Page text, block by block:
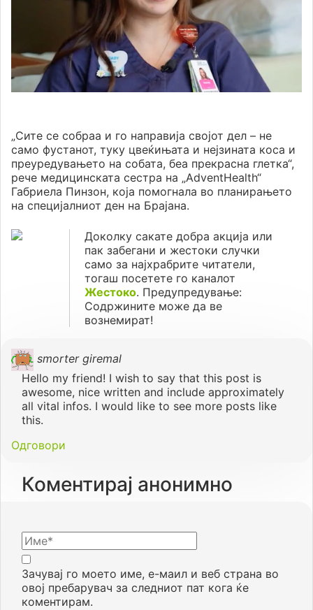
„Сите се собраа и го направија својот дел – не
само фустанот, туку цвеќињата и нејзината коса и
преуредувањето на собата, беа прекрасна глетка“,
рече медицинската сестра на „AdventHealth“
Габриела Пинзон, која помогнала во планирањето
на специјалниот ден на Брајана.
Доколку сакате добра акција или
пак забегани и жестоки случки
само за најхрабрите читатели,
тогаш посетете го каналот
Жестоко. Предупредување:
Содржините може да ве
вознемират!
smorter giremal
Hello my friend! I wish to say that this post is
awesome, nice written and include approximately
all vital infos. I would like to see more posts like
this.
Одговори
Коментирај анонимно
Зачувај го моето име, е-маил и веб страна во
овој пребарувач за следниот пат кога ќе
коментирам.